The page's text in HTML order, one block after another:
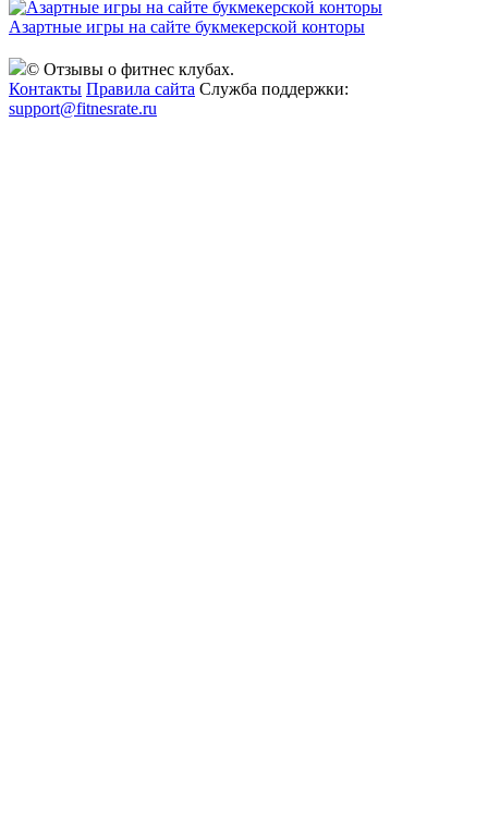
Азартные игры на сайте букмекерской конторы
© Отзывы о фитнес клубах.
Контакты Правила сайта Служба поддержки:
support@fitnesrate.ru